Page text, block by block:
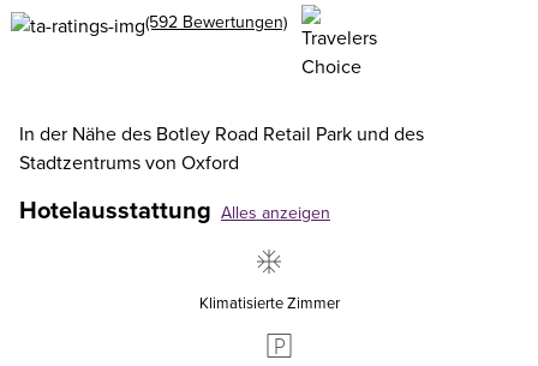
(592 Bewertungen)
In der Nähe des Botley Road Retail Park und des
Stadtzentrums von Oxford
Hotelausstattung Alles anzeigen
Klimatisierte Zimmer